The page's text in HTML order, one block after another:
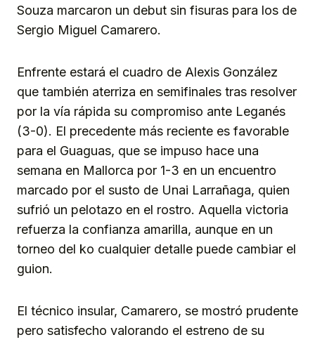
Souza marcaron un debut sin fisuras para los de
Sergio Miguel Camarero.
Enfrente estará el cuadro de Alexis González
que también aterriza en semifinales tras resolver
por la vía rápida su compromiso ante Leganés
(3-0). El precedente más reciente es favorable
para el Guaguas, que se impuso hace una
semana en Mallorca por 1-3 en un encuentro
marcado por el susto de Unai Larrañaga, quien
sufrió un pelotazo en el rostro. Aquella victoria
refuerza la confianza amarilla, aunque en un
torneo del ko cualquier detalle puede cambiar el
guion.
El técnico insular, Camarero, se mostró prudente
pero satisfecho valorando el estreno de su